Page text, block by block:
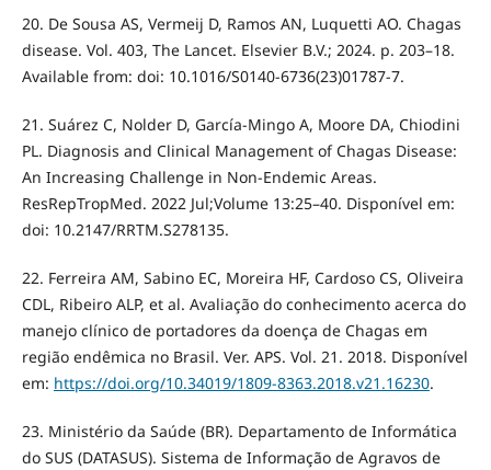
20. De Sousa AS, Vermeij D, Ramos AN, Luquetti AO. Chagas
disease. Vol. 403, The Lancet. Elsevier B.V.; 2024. p. 203–18.
Available from: doi: 10.1016/S0140-6736(23)01787-7.
21. Suárez C, Nolder D, García-Mingo A, Moore DA, Chiodini
PL. Diagnosis and Clinical Management of Chagas Disease:
An Increasing Challenge in Non-Endemic Areas.
ResRepTropMed. 2022 Jul;Volume 13:25–40. Disponível em:
doi: 10.2147/RRTM.S278135.
22. Ferreira AM, Sabino EC, Moreira HF, Cardoso CS, Oliveira
CDL, Ribeiro ALP, et al. Avaliação do conhecimento acerca do
manejo clínico de portadores da doença de Chagas em
região endêmica no Brasil. Ver. APS. Vol. 21. 2018. Disponível
em: https://doi.org/10.34019/1809-8363.2018.v21.16230.
23. Ministério da Saúde (BR). Departamento de Informática
do SUS (DATASUS). Sistema de Informação de Agravos de